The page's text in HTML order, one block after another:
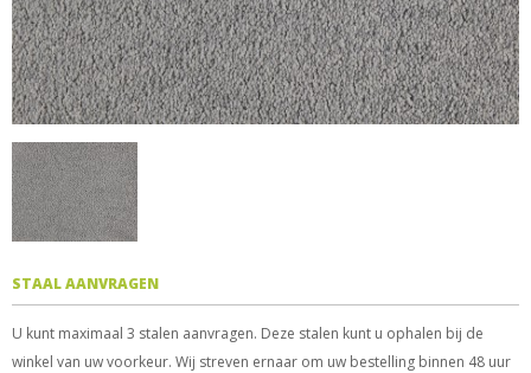
STAAL AANVRAGEN
U kunt maximaal 3 stalen aanvragen. Deze stalen kunt u ophalen bij de
winkel van uw voorkeur. Wij streven ernaar om uw bestelling binnen 48 uur